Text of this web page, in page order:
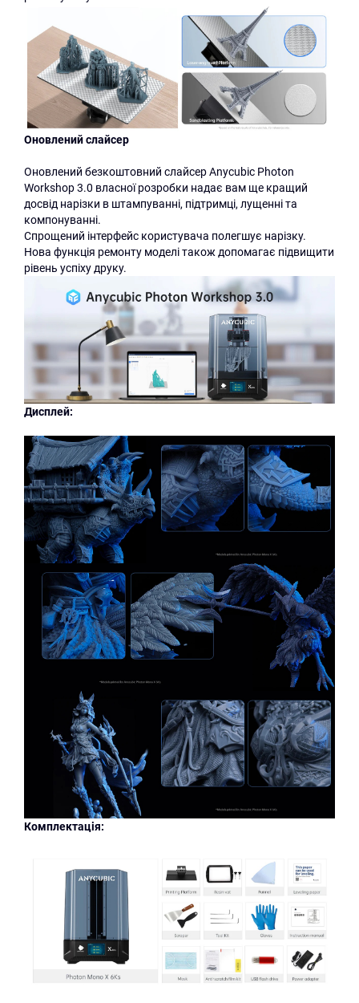
Оновлений слайсер
Оновлений безкоштовний слайсер Anycubic Photon
Workshop 3.0 власної розробки надає вам ще кращий
досвід нарізки в штампуванні, підтримці, лущенні та
компонуванні.
Спрощений інтерфейс користувача полегшує нарізку.
Нова функція ремонту моделі також допомагає підвищити
рівень успіху друку.
Дисплей:
Комплектація: